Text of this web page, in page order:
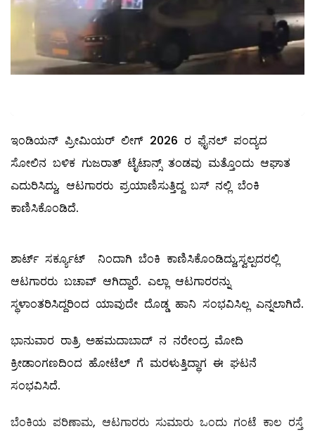
ಇಂಡಿಯನ್ ಪ್ರೀಮಿಯರ್ ಲೀಗ್ 2026 ರ ಫೈನಲ್ ಪಂದ್ಯದ
ಸೋಲಿನ ಬಳಿಕ ಗುಜರಾತ್ ಟೈಟಾನ್ಸ್ ತಂಡವು ಮತ್ತೊಂದು ಆಘಾತ
ಎದುರಿಸಿದ್ದು, ಆಟಗಾರರು ಪ್ರಯಾಣಿಸುತ್ತಿದ್ದ ಬಸ್ ನಲ್ಲಿ ಬೆಂಕಿ
ಕಾಣಿಸಿಕೊಂಡಿದೆ.
ಶಾರ್ಟ್ ಸರ್ಕ್ಯೂಟ್ ನಿಂದಾಗಿ ಬೆಂಕಿ ಕಾಣಿಸಿಕೊಂಡಿದ್ದು,ಸ್ವಲ್ಪದರಲ್ಲಿ
ಆಟಗಾರರು ಬಚಾವ್ ಆಗಿದ್ದಾರೆ. ಎಲ್ಲಾ ಆಟಗಾರರನ್ನು
ಸ್ಥಳಾಂತರಿಸಿದ್ದರಿಂದ ಯಾವುದೇ ದೊಡ್ಡ ಹಾನಿ ಸಂಭವಿಸಿಲ್ಲ ಎನ್ನಲಾಗಿದೆ.
ಭಾನುವಾರ ರಾತ್ರಿ ಅಹಮದಾಬಾದ್ ನ ನರೇಂದ್ರ ಮೋದಿ
ಕ್ರೀಡಾಂಗಣದಿಂದ ಹೋಟೆಲ್ ಗೆ ಮರಳುತ್ತಿದ್ಧಾಗ ಈ ಘಟನೆ
ಸಂಭವಿಸಿದೆ.
ಬೆಂಕಿಯ ಪರಿಣಾಮ, ಆಟಗಾರರು ಸುಮಾರು ಒಂದು ಗಂಟೆ ಕಾಲ ರಸ್ತೆ